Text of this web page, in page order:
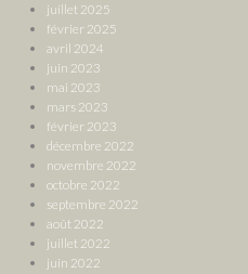
juillet 2025
février 2025
avril 2024
juin 2023
mai 2023
mars 2023
février 2023
décembre 2022
novembre 2022
octobre 2022
septembre 2022
août 2022
juillet 2022
juin 2022